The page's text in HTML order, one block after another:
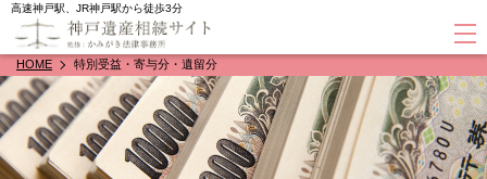
高速神戸駅、JR神戸駅から徒歩3分
HOME 特別受益・寄与分・遺留分